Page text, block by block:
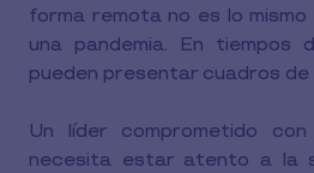
forma remota no es lo
una pandemia. En tiempos
pueden presentar cuadros
Un líder comprometido
necesita estar atento a la